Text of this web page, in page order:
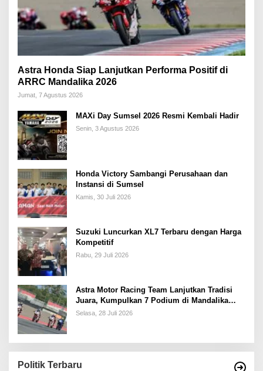
Astra Honda Siap Lanjutkan Performa Positif di
ARRC Mandalika 2026
Jumat, 7 Agustus 2026
MAXi Day Sumsel 2026 Resmi Kembali Hadir
Senin, 3 Agustus 2026
Honda Victory Sambangi Perusahaan dan
Instansi di Sumsel
Kamis, 30 Juli 2026
Suzuki Luncurkan XL7 Terbaru dengan Harga
Kompetitif
Rabu, 29 Juli 2026
Astra Motor Racing Team Lanjutkan Tradisi
Juara, Kumpulkan 7 Podium di Mandalika
Racing Series Putaran ke 3
Selasa, 28 Juli 2026
Politik Terbaru